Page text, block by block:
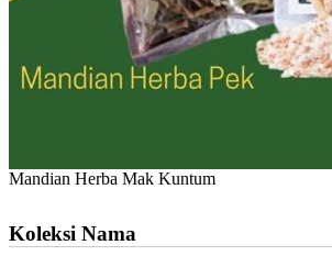
Mandian Herba Mak Kuntum
Koleksi Nama